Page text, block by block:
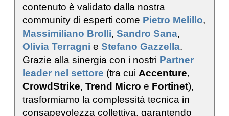
contenuto è validato dalla nostra
community di esperti come Pietro Melillo,
Massimiliano Brolli, Sandro Sana,
Olivia Terragni e Stefano Gazzella.
Grazie alla sinergia con i nostri Partner
leader nel settore (tra cui Accenture,
CrowdStrike, Trend Micro e Fortinet),
trasformiamo la complessità tecnica in
consapevolezza collettiva, garantendo